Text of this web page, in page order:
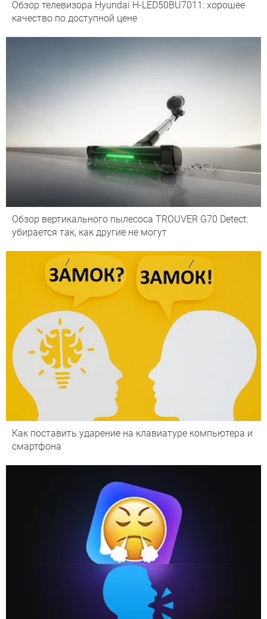
Обзор телевизора Hyundai H-LED50BU7011: хорошее
качество по доступной цене
Обзор вертикального пылесоса TROUVER G70 Detect:
убирается так, как другие не могут
Как поставить ударение на клавиатуре компьютера и
смартфона